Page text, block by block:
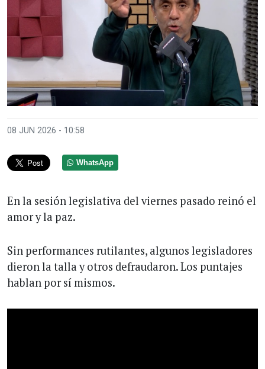
08 JUN 2026 - 10:58
WhatsApp
En la sesión legislativa del viernes pasado reinó el
amor y la paz.
Sin performances rutilantes, algunos legisladores
dieron la talla y otros defraudaron. Los puntajes
hablan por sí mismos.